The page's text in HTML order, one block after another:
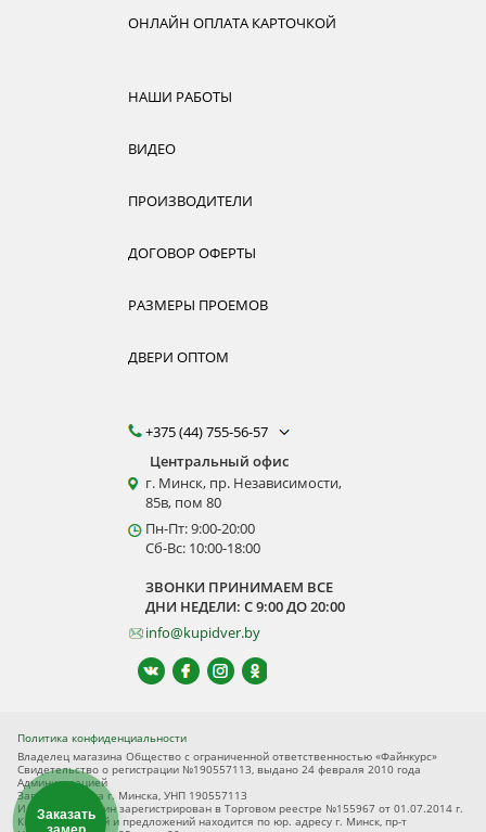
ОНЛАЙН ОПЛАТА КАРТОЧКОЙ
НАШИ РАБОТЫ
ВИДЕО
ПРОИЗВОДИТЕЛИ
ДОГОВОР ОФЕРТЫ
РАЗМЕРЫ ПРОЕМОВ
ДВЕРИ ОПТОМ
+375 (44) 755-56-57
Центральный офис
г. Минск, пр. Независимости,
85в, пом 80
Пн-Пт: 9:00-20:00
Сб-Вс: 10:00-18:00
ЗВОНКИ ПРИНИМАЕМ ВСЕ
ДНИ НЕДЕЛИ: С 9:00 ДО 20:00
info@kupidver.by
Политика конфиденциальности
Владелец магазина Общество с ограниченной ответственностью «Файнкурс»
Свидетельство о регистрации №190557113, выдано 24 февраля 2010 года
Администрацией
Заводского р-на г. Минска, УНП 190557113
Интернет-магазин зарегистрирован в Торговом реестре №155967 от 01.07.2014 г.
Книга замечаний и предложений находится по юр. адресу г. Минск, пр-т
Заказать